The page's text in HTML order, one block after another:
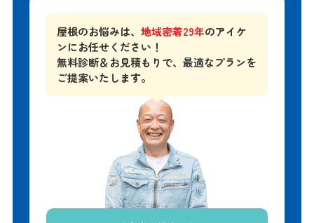
屋根のお悩みは、地域密着29年のアイケ
ンにお任せください！
無料診断＆お見積もりで、最適なプランを
ご提案いたします。